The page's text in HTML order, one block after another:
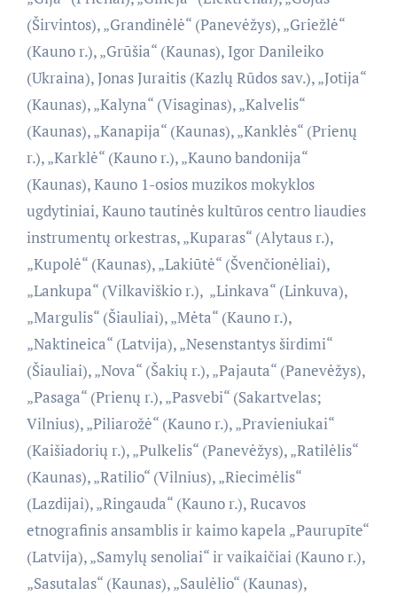
(Širvintos), „Grandinėlė“ (Panevėžys), „Griežlė“
(Kauno r.), „Grūšia“ (Kaunas), Igor Danileiko
(Ukraina), Jonas Juraitis (Kazlų Rūdos sav.), „Jotija“
(Kaunas), „Kalyna“ (Visaginas), „Kalvelis“
(Kaunas), „Kanapija“ (Kaunas), „Kanklės“ (Prienų
r.), „Karklė“ (Kauno r.), „Kauno bandonija“
(Kaunas), Kauno 1-osios muzikos mokyklos
ugdytiniai, Kauno tautinės kultūros centro liaudies
instrumentų orkestras, „Kuparas“ (Alytaus r.),
„Kupolė“ (Kaunas), „Lakiūtė“ (Švenčionėliai),
„Lankupa“ (Vilkaviškio r.), „Linkava“ (Linkuva),
„Margulis“ (Šiauliai), „Mėta“ (Kauno r.),
„Naktineica“ (Latvija), „Nesenstantys širdimi“
(Šiauliai), „Nova“ (Šakių r.), „Pajauta“ (Panevėžys),
„Pasaga“ (Prienų r.), „Pasvebi“ (Sakartvelas;
Vilnius), „Piliarožė“ (Kauno r.), „Pravieniukai“
(Kaišiadorių r.), „Pulkelis“ (Panevėžys), „Ratilėlis“
(Kaunas), „Ratilio“ (Vilnius), „Riecimėlis“
(Lazdijai), „Ringauda“ (Kauno r.), Rucavos
etnografinis ansamblis ir kaimo kapela „Paurupīte“
(Latvija), „Samylų senoliai“ ir vaikaičiai (Kauno r.),
„Sasutalas“ (Kaunas), „Saulėlio“ (Kaunas),